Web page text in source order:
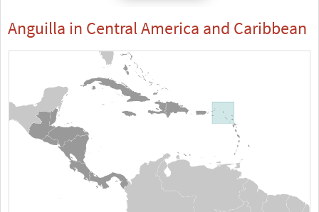
Anguilla in Central America and Caribbean